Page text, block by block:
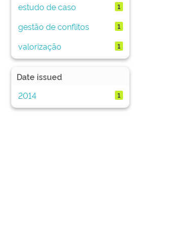
estudo de caso 1
gestão de conflitos 1
valorização 1
Date issued
2014
1